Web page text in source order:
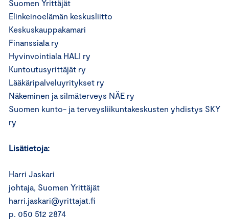
Suomen Yrittäjät
Elinkeinoelämän keskusliitto
Keskuskauppakamari
Finanssiala ry
Hyvinvointiala HALI ry
Kuntoutusyrittäjät ry
Lääkäripalveluyritykset ry
Näkeminen ja silmäterveys NÄE ry
Suomen kunto- ja terveysliikuntakeskusten yhdistys SKY
ry
Lisätietoja:
Harri Jaskari
johtaja, Suomen Yrittäjät
harri.jaskari@yrittajat.fi
p. 050 512 2874